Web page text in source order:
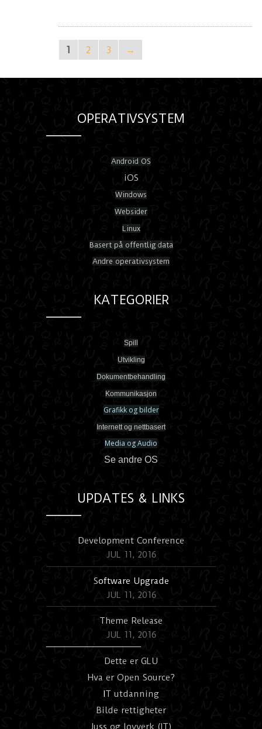
1 2 3 →
OPERATIVSYSTEM
Android OS
iOS
Windows
Websider
Linux
Basert på offentlig data
Andre operativsystem
KATEGORIER
Spill
Utvikling
Dokumentbehandling
Kommunikasjon
Grafikk og bilder
Internett og nettbasert
Media og Audio
Se andre OS
UPDATES & LINKS
Development Conference
JUL 11, 2016
Software Upgrade
JUL 11, 2016
Theme Release
JUL 11, 2016
Dette er GLU
Hva er Open Source?
IT utdanning
Bilde rettigheter
Juss og lovverk (IT)